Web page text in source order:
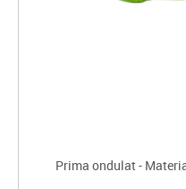
Prima ondulat -